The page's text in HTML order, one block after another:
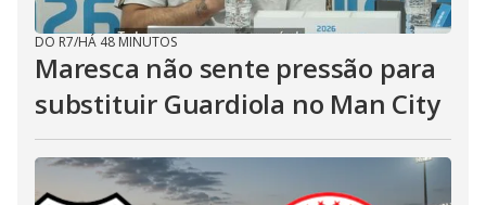
DO R7/HÁ 48 MINUTOS
Maresca não sente pressão para
substituir Guardiola no Man City